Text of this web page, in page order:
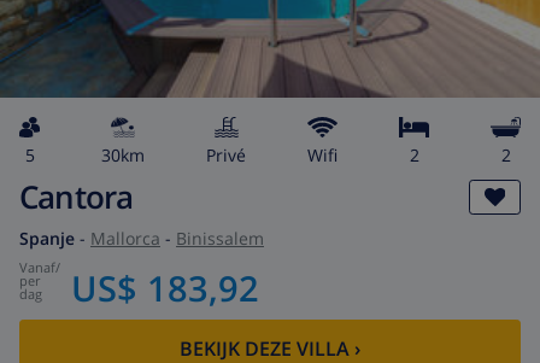
5 30km privé wifi 2 2
Cantora
Spanje - Mallorca - Binissalem
vanaf/
per
dag US$ 183,92
BEKIJK DEZE VILLA ›